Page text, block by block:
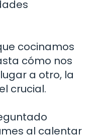
cocinamos
cómo nos
a otro, la
crucial.
al calentar